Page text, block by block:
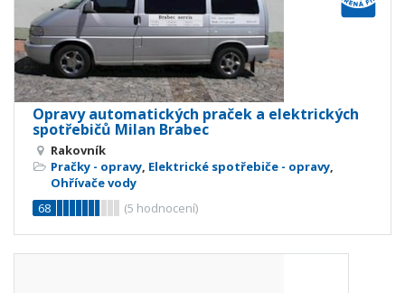
Opravy automatických praček a elektrických
spotřebičů Milan Brabec
Rakovník
Pračky - opravy, Elektrické spotřebiče - opravy,
Ohřívače vody
68
(5 hodnocení)